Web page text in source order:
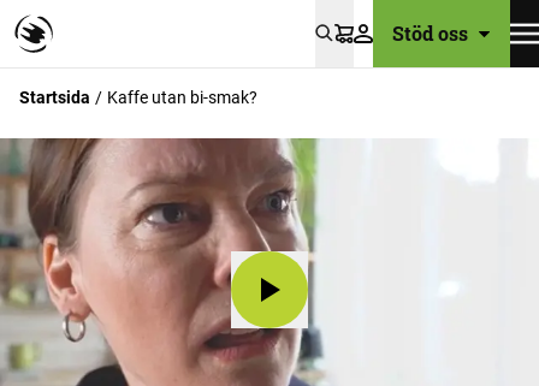
VarukorgStöd oss
Startsida Kaffe utan bi-smak?